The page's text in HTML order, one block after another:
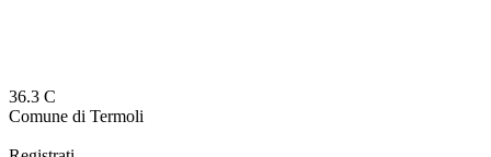
36.3 C
Comune di Termoli